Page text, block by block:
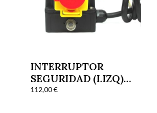
INTERRUPTOR
SEGURIDAD (I.IZQ)
MONOFÁSICO R-
112,00€